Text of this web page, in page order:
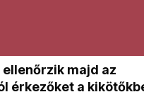
majd az
érkezőket a